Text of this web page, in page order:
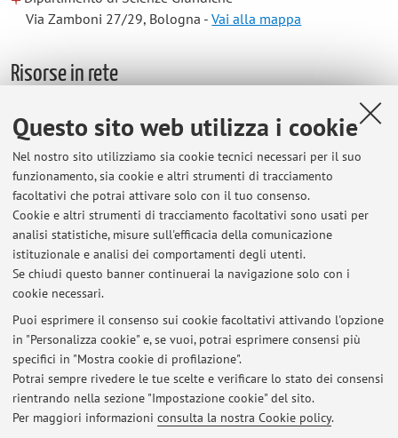
Questo sito web utilizza i cookie
Nel nostro sito utilizziamo sia cookie tecnici necessari per il suo
funzionamento, sia cookie e altri strumenti di tracciamento
facoltativi che potrai attivare solo con il tuo consenso.
Cookie e altri strumenti di tracciamento facoltativi sono usati per
analisi statistiche, misure sull'efficacia della comunicazione
istituzionale e analisi dei comportamenti degli utenti.
Se chiudi questo banner continuerai la navigazione solo con i
cookie necessari.
Puoi esprimere il consenso sui cookie facoltativi attivando l'opzione
in "Personalizza cookie" e, se vuoi, potrai esprimere consensi più
specifici in "Mostra cookie di profilazione".
Potrai sempre rivedere le tue scelte e verificare lo stato dei consensi
rientrando nella sezione "Impostazione cookie" del sito.
Per maggiori informazioni consulta la nostra Cookie policy.
Via Zamboni 27/29, Bologna -Vai alla mappa
Risorse in rete
ORCID
Orario di ricevimento
Previo appuntamento da concordarsi via email, il ricevimento
si svolge generalmente il martedì, ore 13:00, presso la sede
della Scuola di Specializzazione "Enrico Redenti"
Ultimi avvisi
Al momento non sono presenti avvisi.